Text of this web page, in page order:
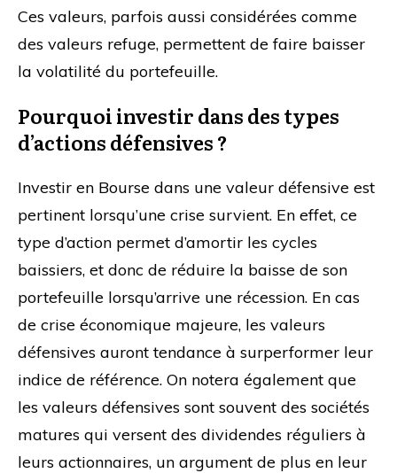
Ces valeurs, parfois aussi considérées comme
des valeurs refuge, permettent de faire baisser
la volatilité du portefeuille.
Pourquoi investir dans des types
d’actions défensives ?
Investir en Bourse dans une valeur défensive est
pertinent lorsqu’une crise survient. En effet, ce
type d’action permet d’amortir les cycles
baissiers, et donc de réduire la baisse de son
portefeuille lorsqu’arrive une récession. En cas
de crise économique majeure, les valeurs
défensives auront tendance à surperformer leur
indice de référence. On notera également que
les valeurs défensives sont souvent des sociétés
matures qui versent des dividendes réguliers à
leurs actionnaires, un argument de plus en leur